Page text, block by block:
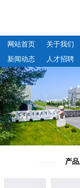
网站首页 关于我们
新闻动态
人才招聘
产